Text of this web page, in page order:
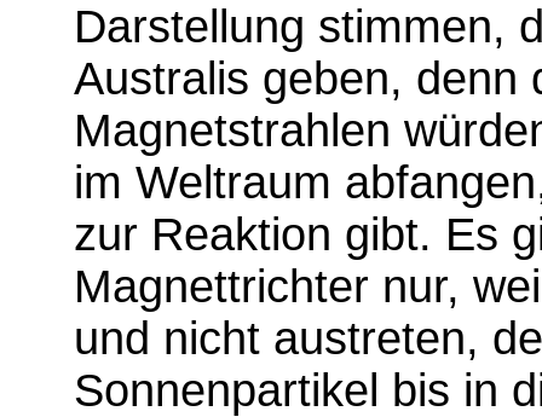
Darstellung stimmen,
Australis geben, denn
Magnetstrahlen
im Weltraum
zur Reaktion gibt. Es
Magnettrichter nur,
und nicht austreten,
Sonnenpartikel bis in